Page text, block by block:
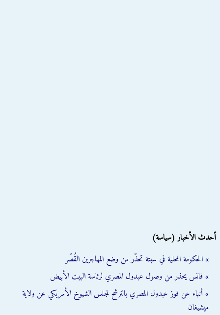
أحدث الأخبار (سياسة)
» الحكومة المحلية في سبتة تحذّر من وضع المهاجرين القُصّر
» فانس يحذر من وصول عبدول المصري لرئاسة البيت الأبيض
» أنباء عن فوز عبدول المصري بالترشح لمجلس الشيوخ الأمريكي عن ولاية
ميشيغان